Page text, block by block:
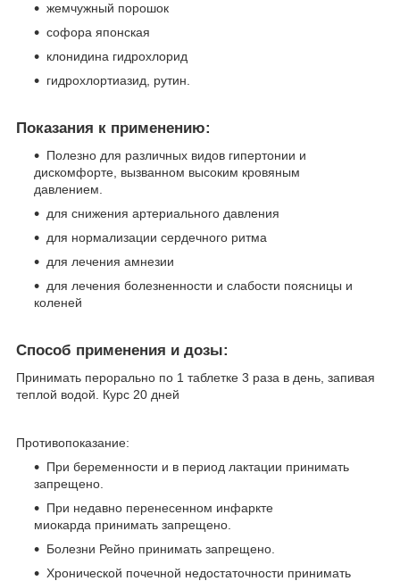
жемчужный порошок
софора японская
клонидина гидрохлорид
гидрохлортиазид, рутин.
Показания к применению:
Полезно для различных видов гипертонии и
дискомфорте, вызванном высоким кровяным
давлением.
для снижения артериального давления
для нормализации сердечного ритма
для лечения амнезии
для лечения болезненности и слабости поясницы и
коленей
Способ применения и дозы:
Принимать перорально по 1 таблетке 3 раза в день, запивая
теплой водой. Курс 20 дней
Противопоказание:
При беременности и в период лактации принимать
запрещено.
При недавно перенесенном инфаркте
миокарда принимать запрещено.
Болезни Рейно принимать запрещено.
Хронической почечной недостаточности принимать